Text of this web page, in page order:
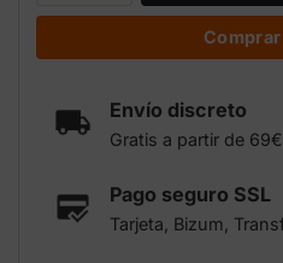
Envío discreto
Gratis a partir de 69€
Pago seguro SSL
Tarjeta, Bizum,